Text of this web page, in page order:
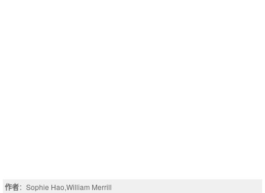
作者：Sophie Hao,William Merrill